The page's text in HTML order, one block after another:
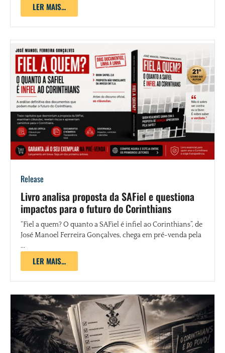
LER MAIS...
Release
Livro analisa proposta da SAFiel e questiona
impactos para o futuro do Corinthians
“Fiel a quem? O quanto a SAFiel é infiel ao Corinthians”, de
José Manoel Ferreira Gonçalves, chega em pré-venda pela
...
LER MAIS...